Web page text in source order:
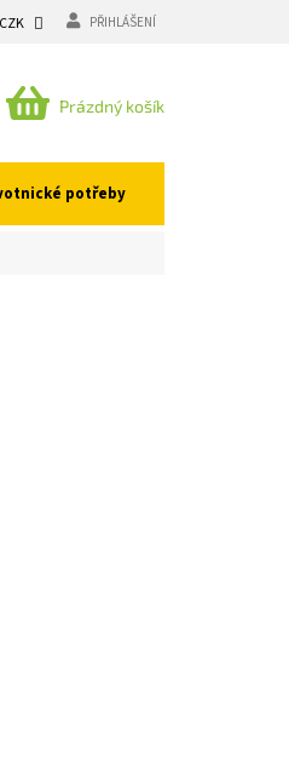
CZK PŘIHLÁŠENÍ
NÁKUPNÍ
Prázdný košík
potřeby